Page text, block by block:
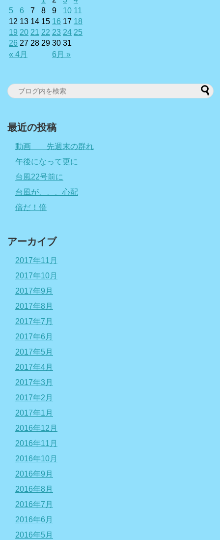
« 4月 6月 »
5
6 7 8 9 10 11
12 13 14 15 16 17 18
19 20 21 22 23 24 25
26 27 28 29 30 31
最近の投稿
動画 先週末の群れ
午後になって更に
台風22号前に
台風が、、、心配
倍だ！倍
アーカイブ
2017年11月
2017年10月
2017年9月
2017年8月
2017年7月
2017年6月
2017年5月
2017年4月
2017年3月
2017年2月
2017年1月
2016年12月
2016年11月
2016年10月
2016年9月
2016年8月
2016年7月
2016年6月
2016年5月